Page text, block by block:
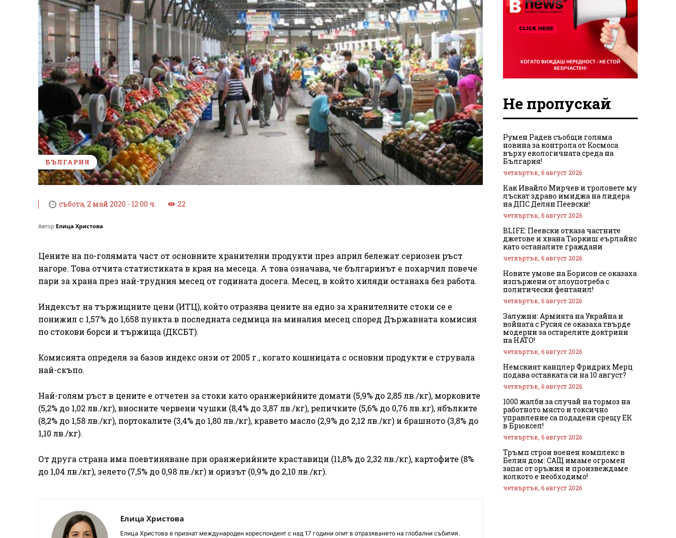
БЪЛГАРИЯ
събота, 2 май 2020 - 12:00 ч. 22
Автор Елица Христова
Цените на по-голямата част от основните хранителни продукти през април бележат сериозен ръст
нагоре. Това отчита статистиката в края на месеца. А това означава, че българинът е похарчил повече
пари за храна през най-трудния месец от годината досега. Месец, в който хиляди останаха без работа.
Индексът на тържищните цени (ИТЦ), който отразява цените на едно за хранителните стоки се е
понижил с 1,57% до 1,658 пункта в последната седмица на миналия месец според Държавната комисия
по стокови борси и тържища (ДКСБТ).
Комисията определя за базов индекс онзи от 2005 г., когато кошницата с основни продукти е струвала
най-скъпо.
Най-голям ръст в цените е отчетен за стоки като оранжерийните домати (5,9% до 2,85 лв./кг), морковите
(5,2% до 1,02 лв./кг), вносните червени чушки (8,4% до 3,87 лв./кг), репичките (5,6% до 0,76 лв.кг), ябълките
(8,2% до 1,58 лв./кг), портокалите (3,4% до 1,80 лв./кг), кравето масло (2,9% до 2,12 лв./кг) и брашното (3,8% до
1,10 лв./кг).
От друга страна има поевтиняване при оранжерийните краставици (11,8% до 2,32 лв./кг), картофите (8%
до 1,04 лв./кг), зелето (7,5% до 0,98 лв./кг) и оризът (0,9% до 2,10 лв./кг).
Елица Христова
Елица Христова е признат международен кореспондент с над 17 години опит в отразяването на глобални събития.
Не пропускай
Румен Радев съобщи голяма
новина за контрола от Космоса
върху екологичната среда на
България!
четвъртък, 6 август 2026
Как Ивайло Мирчев и троловете му
лъскат здраво имиджа на лидера
на ДПС Делян Пеевски!
четвъртък, 6 август 2026
BLIFE: Пеевски отказа частните
джетове и хвана Тюркиш еърлайнс
като останалите граждани
четвъртък, 6 август 2026
Новите умове на Борисов се оказаха
изпържени от злоупотреба с
политически фентанил!
четвъртък, 6 август 2026
Залужни: Армията на Украйна и
войната с Русия се оказаха твърде
модерни за остарелите доктрини
на НАТО!
четвъртък, 6 август 2026
Немският канцлер Фридрих Мерц
подава оставката си на 10 август?
четвъртък, 6 август 2026
1000 жалби за случай на тормоз на
работното място и токсично
управление са подадени срещу ЕК
в Брюксел!
четвъртък, 6 август 2026
Тръмп строи военен комплекс в
Белия дом: САЩ имаме огромен
запас от оръжия и произвеждаме
колкото е необходимо!
четвъртък, 6 август 2026